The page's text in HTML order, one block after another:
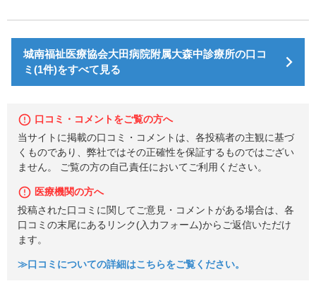
城南福祉医療協会大田病院附属大森中診療所の口コ
ミ(1件)をすべて見る
口コミ・コメントをご覧の方へ
当サイトに掲載の口コミ・コメントは、各投稿者の主観に基づ
くものであり、弊社ではその正確性を保証するものではござい
ません。 ご覧の方の自己責任においてご利用ください。
医療機関の方へ
投稿された口コミに関してご意見・コメントがある場合は、各
口コミの末尾にあるリンク(入力フォーム)からご返信いただけ
ます。
≫口コミについての詳細はこちらをご覧ください。